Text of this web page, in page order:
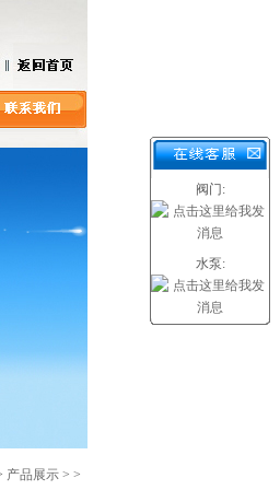
产品展示 > >
阀门:
水泵: